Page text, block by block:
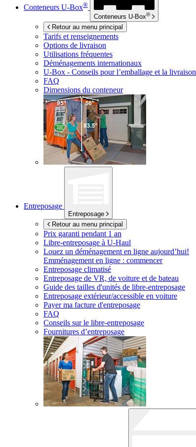
Conteneurs U-Box®
Conteneurs U-Box®
Retour au menu principal
Tarifs et renseignements
Options de livraison
Utilisations fréquentes
Déménagements internationaux
U-Box - Conseils pour l’emballage et la livraison
FAQ
Dimensions du conteneur
Entreposage
Entreposage
Retour au menu principal
Prix garanti pendant 1 an
Libre-entreposage à U-Haul
Louez un déménagement en ligne aujourd’hui!
Emménagement en ligne : commencer
Entreposage climatisé
Entreposage de VR, de voiture et de bateau
Guide des tailles d'unités de libre-entreposage
Entreposage extérieur/accessible en voiture
Payer ma facture d'entreposage
FAQ
Conseils sur le libre-entreposage
Fournitures d’entreposage